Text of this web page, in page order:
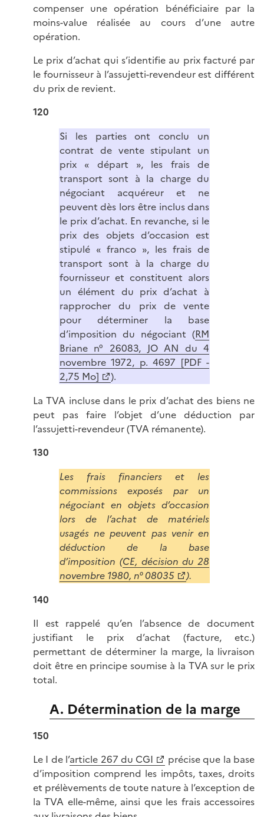
compenser une opération bénéficiaire par la
moins-value réalisée au cours d’une autre
opération.
Le prix d’achat qui s’identifie au prix facturé par
le fournisseur à l’assujetti-revendeur est différent
du prix de revient.
120
Si les parties ont conclu un
contrat de vente stipulant un
prix « départ », les frais de
transport sont à la charge du
négociant acquéreur et ne
peuvent dès lors être inclus dans
le prix d’achat. En revanche, si le
prix des objets d’occasion est
stipulé « franco », les frais de
transport sont à la charge du
fournisseur et constituent alors
un élément du prix d’achat à
rapprocher du prix de vente
pour déterminer la base
d’imposition du négociant (RM
Briane n° 26083, JO AN du 4
novembre 1972, p. 4697 [PDF -
2,75 Mo]
).
La TVA incluse dans le prix d’achat des biens ne
peut pas faire l’objet d’une déduction par
l’assujetti-revendeur (TVA rémanente).
130
Les frais financiers et les
commissions exposés par un
négociant en objets d’occasion
lors de l’achat de matériels
usagés ne peuvent pas venir en
déduction de la base
d’imposition (CE, décision du 28
novembre 1980, n° 08035
).
140
Il est rappelé qu’en l’absence de document
justifiant le prix d’achat (facture, etc.)
permettant de déterminer la marge, la livraison
doit être en principe soumise à la TVA sur le prix
total.
A. Détermination de la marge
150
Le I de l’article 267 du CGI
précise que la base
d’imposition comprend les impôts, taxes, droits
et prélèvements de toute nature à l’exception de
la TVA elle-même, ainsi que les frais accessoires